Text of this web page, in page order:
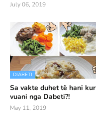
July 06, 2019
DIABETI
Sa vakte duhet të hani kur
vuani nga Dabeti?!
May 11, 2019